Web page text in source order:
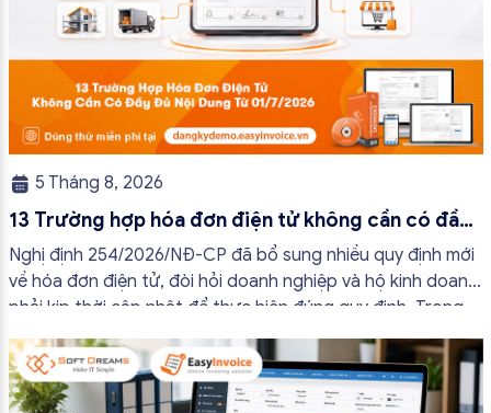
5 Tháng 8, 2026
13 Trường hợp hóa đơn điện tử không cần có đầy
đủ nội dung từ 01/7/2026
Nghị định 254/2026/NĐ-CP đã bổ sung nhiều quy định mới
về hóa đơn điện tử, đòi hỏi doanh nghiệp và hộ kinh doanh
phải kịp thời cập nhật để thực hiện đúng quy định. Trong
bài viết này, hóa đơn điện tử EasyInvoice sẽ chia sẻ 13
trường hợp hóa đơn điện tử không cần […]